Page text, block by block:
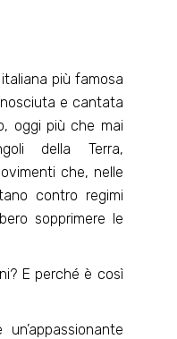
più famosa
e cantata
oggi più che mai
della Terra,
che, nelle
contro regimi
sopprimere le
E perché è così